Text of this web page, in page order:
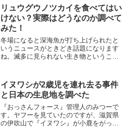
ら天王寺動物園では人気者の一人とな
り、動物園内のレストランの...
リュウグウノツカイを食べてはい
けない？実際はどうなのか調べて
みた！
冬場になると深海魚が打ち上げられたと
いうニュースがときどき話題になります
ね。滅多に見られない生き物ということ
でしょう。ところが「リュウグウノツカ
イをたべてはいけない！」...
イヌワシが2歳児を連れ去る事件
と日本の生息地を調べた
『おっさんフォース』管理人のみつーで
す。ヤフーを見ていたのですが、滋賀県
の伊吹山で『イヌワシ』が小鹿をがっつ